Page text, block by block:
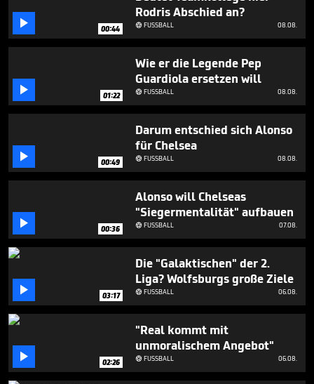
 00:44
Rodris Abschied an?
FUSSBALL 08.08.
 01:22
Wie er die Legende Pep
Guardiola ersetzen will
FUSSBALL 08.08.
 00:49
Darum entschied sich Alonso
für Chelsea
FUSSBALL 08.08.
 00:36
Alonso will Chelseas
"Siegermentalität" aufbauen
FUSSBALL 07.08.
 03:17
Die "Galaktischen" der 2.
Liga? Wolfsburgs große Ziele
FUSSBALL 06.08.
 02:26
"Real kommt mit
unmoralischem Angebot"
FUSSBALL 06.08.